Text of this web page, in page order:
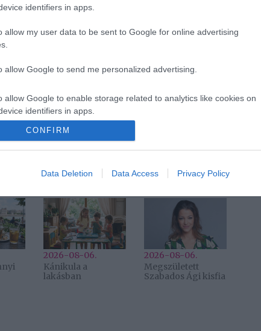
identifiers in apps.
allow my user data to be sent to Google for online advertising
allow Google to send me personalized advertising.
allow Google to enable storage related to analytics like cookies on
identifiers in apps.
allow Google to enable storage related to functionality of the website
CONFIRM
Data Deletion Data Access Privacy Policy
kattintva vásárolhatod meg!
,Tompos Kátya,Zemlényi Eszter,Balga
2026-08-06.
Kánikula a
lakásban
2026-08-06.
Megszületett
Szabados Ági kisfia